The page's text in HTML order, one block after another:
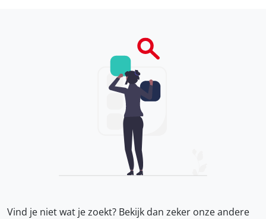
Vind je niet wat je zoekt? Bekijk dan zeker onzeandere